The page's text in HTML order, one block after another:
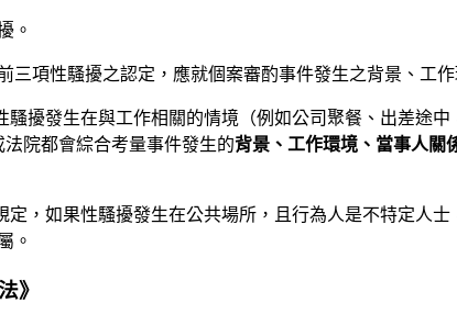
。
三項性騷擾之認定，應就個案審酌事件發生之背景、工
騷擾發生在與工作相關的情境（例如公司聚餐、出差途
院都會綜合考量事件發生的背景、工作環境、當事人關
定，如果性騷擾發生在公共場所，且行為人是不特定人士
。
》